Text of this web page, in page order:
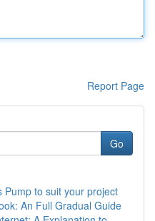
Report Page
Go
Pump to suit your project
An Full Gradual Guide